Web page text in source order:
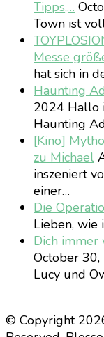
Tipps,…
Town ist
Messe
hat sich in
Haunting
2024 Hallo
Haunting
[Kino]
zu Michael
inszeniert
einer…
Die
Lieben, wie
Dich immer
October
Lucy und
© Copyright